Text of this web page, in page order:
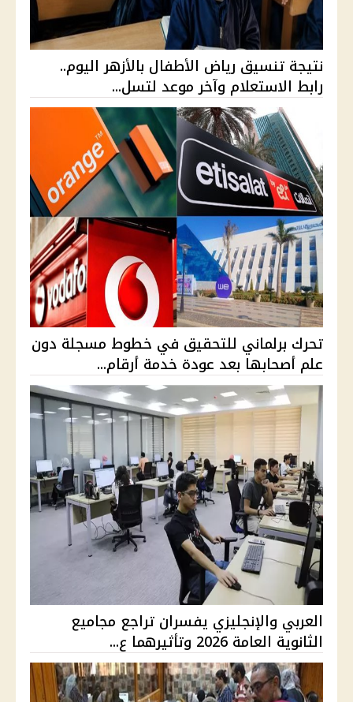
نتيجة تنسيق رياض الأطفال بالأزهر اليوم..
رابط الاستعلام وآخر موعد لتسل...
تحرك برلماني للتحقيق في خطوط مسجلة دون
علم أصحابها بعد عودة خدمة أرقام...
العربي والإنجليزي يفسران تراجع مجاميع
الثانوية العامة 2026 وتأثيرهما ع...